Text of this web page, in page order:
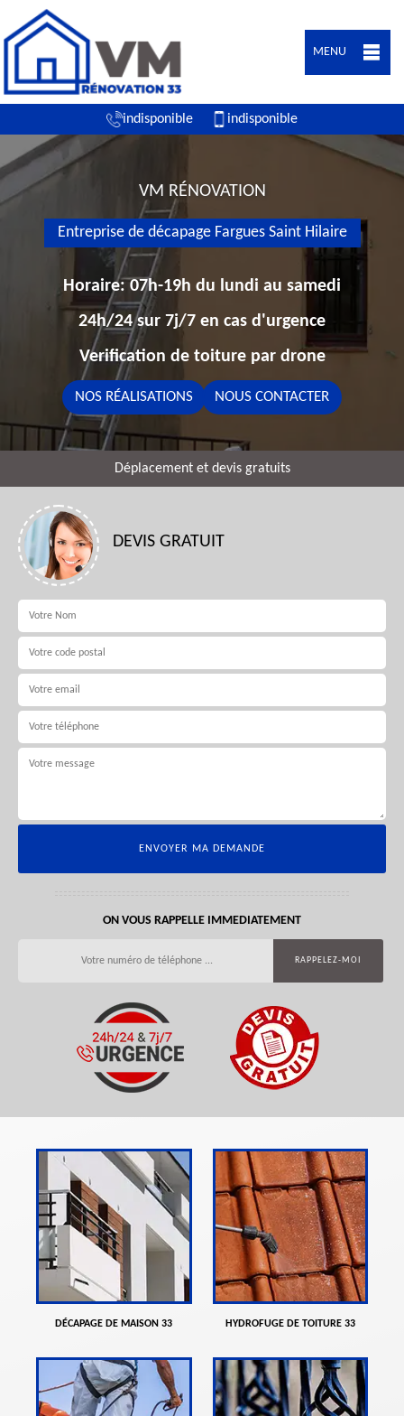
MENU
indisponible indisponible
VM RÉNOVATION
Entreprise de décapage Fargues Saint Hilaire
Horaire: 07h-19h du lundi au samedi
24h/24 sur 7j/7 en cas d'urgence
Verification de toiture par drone
NOS RÉALISATIONS NOUS CONTACTER
Déplacement et devis gratuits
DEVIS GRATUIT
ON VOUS RAPPELLE IMMEDIATEMENT
DÉCAPAGE DE MAISON 33 HYDROFUGE DE TOITURE 33